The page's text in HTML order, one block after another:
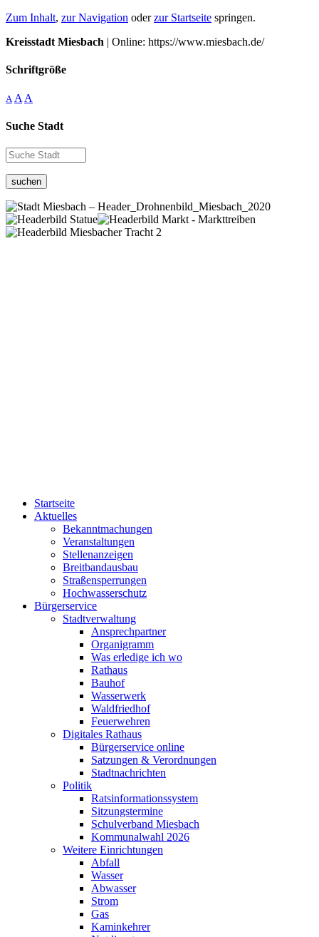
Zum Inhalt, zur Navigation oderzur Startseite springen.
Kreisstadt Miesbach | Online: https://www.miesbach.de/
Schriftgröße
A A A
Suche Stadt
suchen
Startseite
Aktuelles
Bekanntmachungen
Veranstaltungen
Stellenanzeigen
Breitbandausbau
Straßensperrungen
Hochwasserschutz
Bürgerservice
Stadtverwaltung
Ansprechpartner
Organigramm
Was erledige ich wo
Rathaus
Bauhof
Wasserwerk
Waldfriedhof
Feuerwehren
Digitales Rathaus
Bürgerservice online
Satzungen & Verordnungen
Stadtnachrichten
Politik
Ratsinformationssystem
Sitzungstermine
Schulverband Miesbach
Kommunalwahl 2026
Weitere Einrichtungen
Abfall
Wasser
Abwasser
Strom
Gas
Kaminkehrer